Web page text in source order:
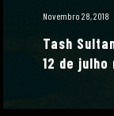
Novembro 28, 2018
Tash
12 de